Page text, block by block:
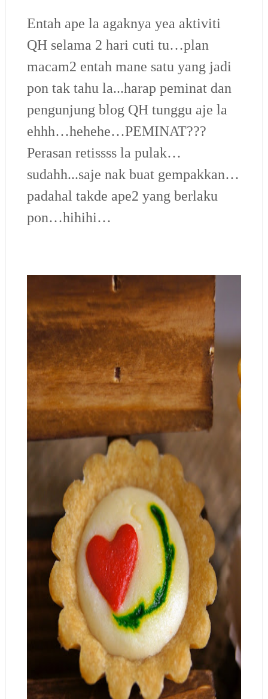
Entah ape la agaknya yea aktiviti
QH selama 2 hari cuti tu…plan
macam2 entah mane satu yang jadi
pon tak tahu la...harap peminat dan
pengunjung blog QH tunggu aje la
ehhh…hehehe…PEMINAT???
Perasan retissss la pulak…
sudahh...saje nak buat gempakkan…
padahal takde ape2 yang berlaku
pon…hihihi…